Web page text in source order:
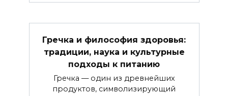
Гречка и философия здоровья:
традиции, наука и культурные
подходы к питанию
Гречка — один из древнейших
продуктов, символизирующий